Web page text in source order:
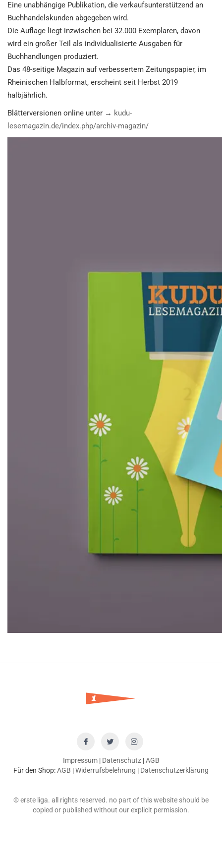
Eine unabhängige Publikation, die verkaufsunterstützend an
Buchhandelskunden abgegeben wird.
Die Auflage liegt inzwischen bei 32.000 Exemplaren, davon
wird ein großer Teil als individualisierte Ausgaben für
Buchhandlungen produziert.
Das 48-seitige Magazin auf verbessertem Zeitungspapier, im
Rheinischen Halbformat, erscheint seit Herbst 2019
halbjährlich.
Blätterversionen online unter → kudu-
lesemagazin.de/index.php/archiv-magazin/
Impressum| Datenschutz|AGB
Für den Shop:AGB |Widerrufsbelehrung | Datenschutzerklärung
© erste liga. all rights reserved. no part of this website should be
copied or published without our explicit permission.